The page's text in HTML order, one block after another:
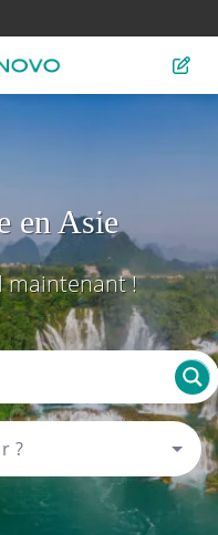
en Asie
maintenant !
?